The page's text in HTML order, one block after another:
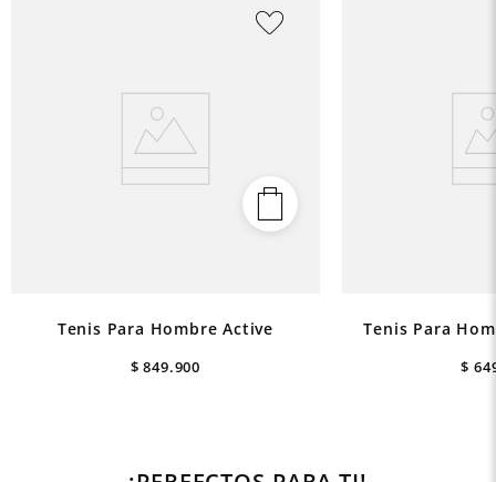
Tenis Para Hombre Active
$ 849.900
Tenis Para
$